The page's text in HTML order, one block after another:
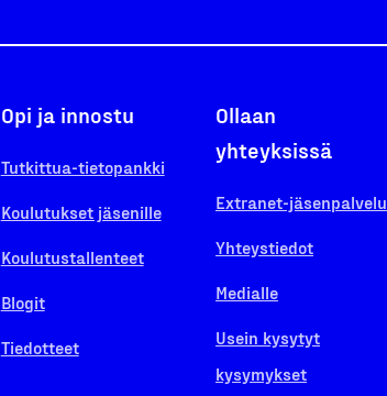
Opi ja innostu
Tutkittua-tietopankki
Koulutukset jäsenille
Koulutustallenteet
Blogit
Tiedotteet
Ollaan
yhteyksissä
Extranet-jäsenpalvelu
Yhteystiedot
Medialle
Usein kysytyt
kysymykset